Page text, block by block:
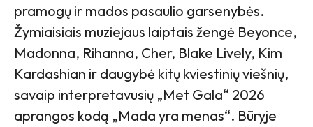
pramogų ir mados pasaulio garsenybės.
Žymiaisiais muziejaus laiptais žengė Beyonce,
Madonna, Rihanna, Cher, Blake Lively, Kim
Kardashian ir daugybė kitų kviestinių viešnių,
savaip interpretavusių „Met Gala“ 2026
aprangos kodą „Mada yra menas“. Būryje